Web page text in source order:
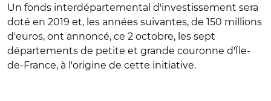
Un fonds interdépartemental d'investissement sera
doté en 2019 et, les années suivantes, de 150 millions
d'euros, ont annoncé, ce 2 octobre, les sept
départements de petite et grande couronne d'Île-
de-France, à l'origine de cette initiative.